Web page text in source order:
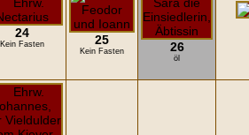
24
Kein Fasten 25
Kein Fasten 26
öl